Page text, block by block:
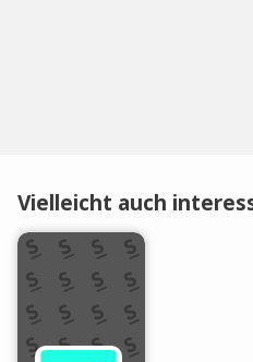
Vielleicht auch